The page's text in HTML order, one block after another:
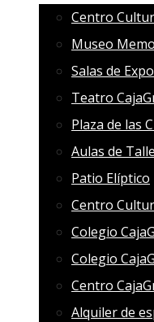
Centro
Museo
Salas de
Teatro
Plaza de las
Aulas de
Patio Elíptico
Centro
Colegio
Colegio
Centro
Alquiler de